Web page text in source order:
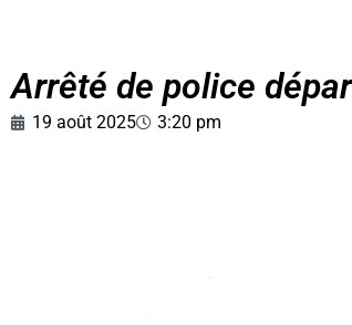
Arrêté de police
19 août 2025 3:20 pm